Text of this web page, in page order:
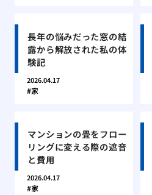
長年の悩みだった窓の結
露から解放された私の体
験記
2026.04.17
家
マンションの畳をフロー
リングに変える際の遮音
と費用
2026.04.17
家